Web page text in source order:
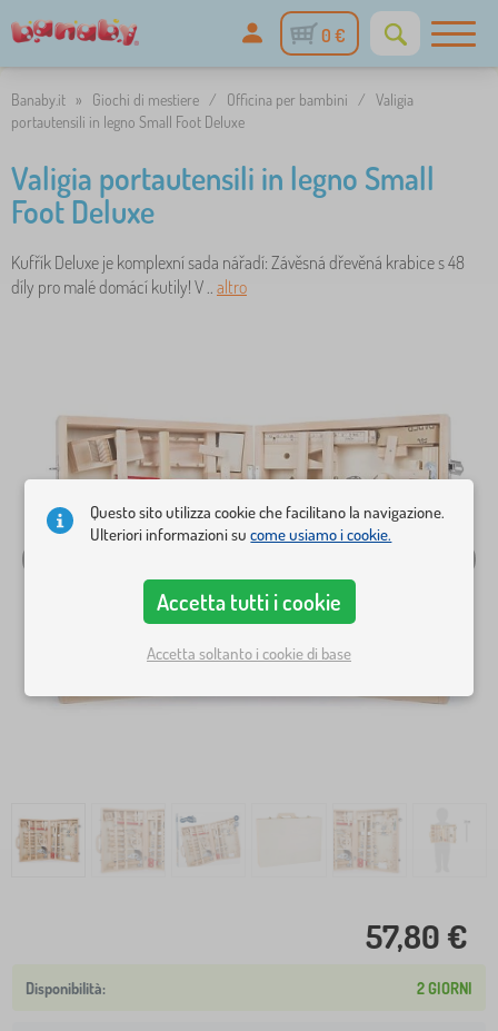
0 €
Banaby.it » Giochi di mestiere / Officina per bambini / Valigia
portautensili in legno Small Foot Deluxe
Valigia portautensili in legno Small
Foot Deluxe
Kufřík Deluxe je komplexní sada nářadí: Závěsná dřevěná krabice s 48
díly pro malé domácí kutily! V .. altro
57,80 €
2 GIORNI
Questo sito utilizza cookie che facilitano la navigazione.
Ulteriori informazioni sucome usiamo i cookie.
Accetta tutti i cookie
Accetta soltanto i cookie di base